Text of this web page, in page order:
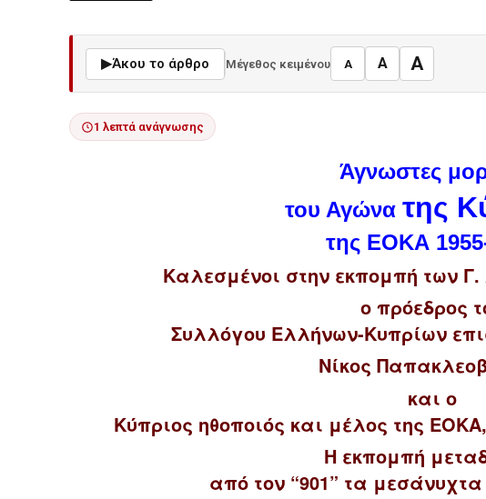
▶Άκου το άρθρο Μέγεθος κειμένου A A A
1 λεπτά ανάγνωσης
Άγνωστες
του Αγώνα της
της ΕΟΚΑ
Καλεσμένοι στην εκπομπή των
ο πρόεδρος
Συλλόγου Ελλήνων-Κυπρίων
Νίκος
και ο
Κύπριος ηθοποιός και μέλος της
Η εκπομπή
από τον “901” τα μεσάνυχτα